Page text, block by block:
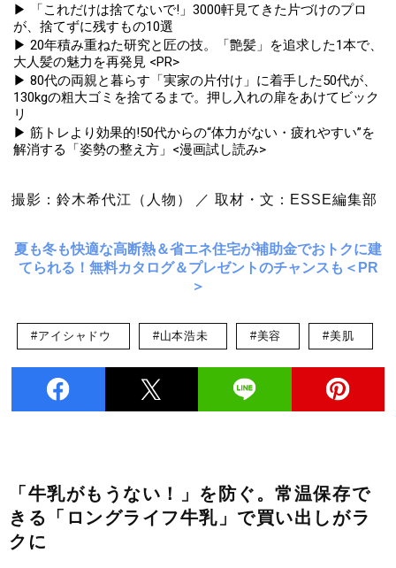
▶ 「これだけは捨てないで!」3000軒見てきた片づけのプロ
が、捨てずに残すもの10選
▶ 20年積み重ねた研究と匠の技。「艶髪」を追求した1本で、
大人髪の魅力を再発見 <PR>
▶ 80代の両親と暮らす「実家の片付け」に着手した50代が、
130kgの粗大ゴミを捨てるまで。押し入れの扉をあけてビック
リ
▶ 筋トレより効果的!50代からの“体力がない・疲れやすい”を
解消する「姿勢の整え方」<漫画試し読み>
撮影：鈴木希代江（人物） ／ 取材・文：ESSE編集部
夏も冬も快適な高断熱＆省エネ住宅が補助金でおトクに建
てられる！無料カタログ＆プレゼントのチャンスも＜PR
＞
#アイシャドウ #山本浩未 #美容 #美肌
「牛乳がもうない！」を防ぐ。常温保存で
きる「ロングライフ牛乳」で買い出しがラ
クに